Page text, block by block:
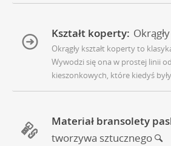
Kształt koperty: Okrągły
Okrągły kształt koperty to
Wywodzi się ona w prostej linii
kieszonkowych, które kiedyś
Materiał bransolety
tworzywa sztucznego